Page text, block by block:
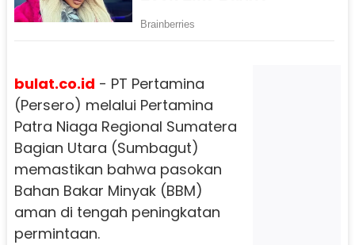
bulat.co.id - PT Pertamina
(Persero) melalui Pertamina
Patra Niaga Regional Sumatera
Bagian Utara (Sumbagut)
memastikan bahwa pasokan
Bahan Bakar Minyak (BBM)
aman di tengah peningkatan
permintaan.